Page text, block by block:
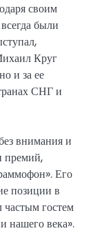
своим
были
Круг
и за ее
СНГ и
внимания и
премий,
Его
позиции в
гостем
нашего века».